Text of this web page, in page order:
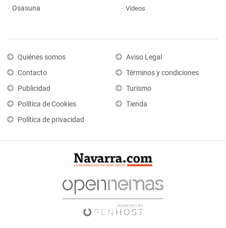
Osasuna
Vídeos
Quiénes somos
Contacto
Publicidad
Política de Cookies
Política de privacidad
Aviso Legal
Términos y condiciones
Turismo
Tienda